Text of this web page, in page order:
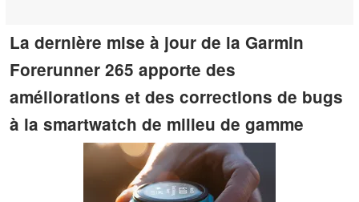
La dernière mise à jour de la Garmin
Forerunner 265 apporte des
améliorations et des corrections de bugs
à la smartwatch de milieu de gamme